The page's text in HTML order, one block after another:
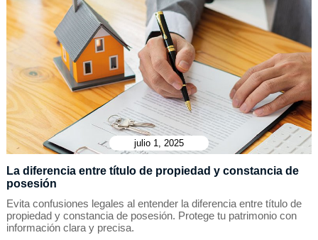
julio 1, 2025
La diferencia entre título de propiedad y constancia de
posesión
Evita confusiones legales al entender la diferencia entre título de
propiedad y constancia de posesión. Protege tu patrimonio con
información clara y precisa.